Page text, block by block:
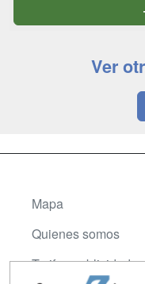
Ver
Mapa
Quienes somos
Tarifas publicidad